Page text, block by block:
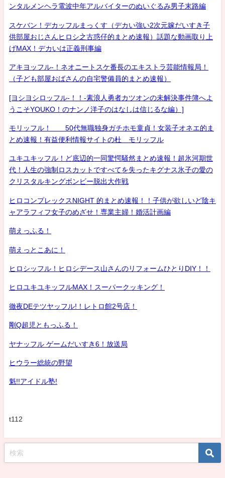
ンタルメンヘラ電波中年アルバイターのぬいぐるみ男子末路編
スケバン！デカッフルまっくす（デカい強い2次元嫁だいすき子
供部屋おじさんヒロシ之古惑仔的まとめ速報）話題な動画取り上
げMAX！デカいは正義刑事編
アキヨッフル-！ネオニートスケ番長のエキストラ芸能情報局！
（子ども部屋おばさんの自宅警備員的まとめ速報）
[ヨシヨシロッフル-！！-素浪人勇者カツオンの未解決事件簿へよ
うこそYOUKO！のナンノ洋子のはなしは信じるな編）]
モリッフル！ 50代無職独身ガチホモ童貞！女装子オネエ的ま
とめ速報！有益便利情報サイトの杜 モリッフル
ユキユキッフル！ど底辺的一同驚愕騒然まとめ速報！超氷河期世
代！人生の強制ロスカットですべてを失ったキグナス氷子の愛の
クリスタルキングボンビー脱出大作戦
ヒロコンプレックスNIGHT 的まとめ速報！！子供が欲しいど陰キ
ャアラフィフ女子のめざせ！専業主婦！婚活計画編
萌えっふる！
萌えっとこあに！
ヒロシッフル！ヒロシデース山さんのリフォームひとりDIY！！
ヒロユキユキッフルMAX！スーパークッキング！
徹夜DEテツヤッフル!！レトロ館2号店！
剛Q超児ともっふる！
ヤナッフル ゲームだいすき6！放送局
ヒウラー総統の野望
魁!!アイドル塾!
t112